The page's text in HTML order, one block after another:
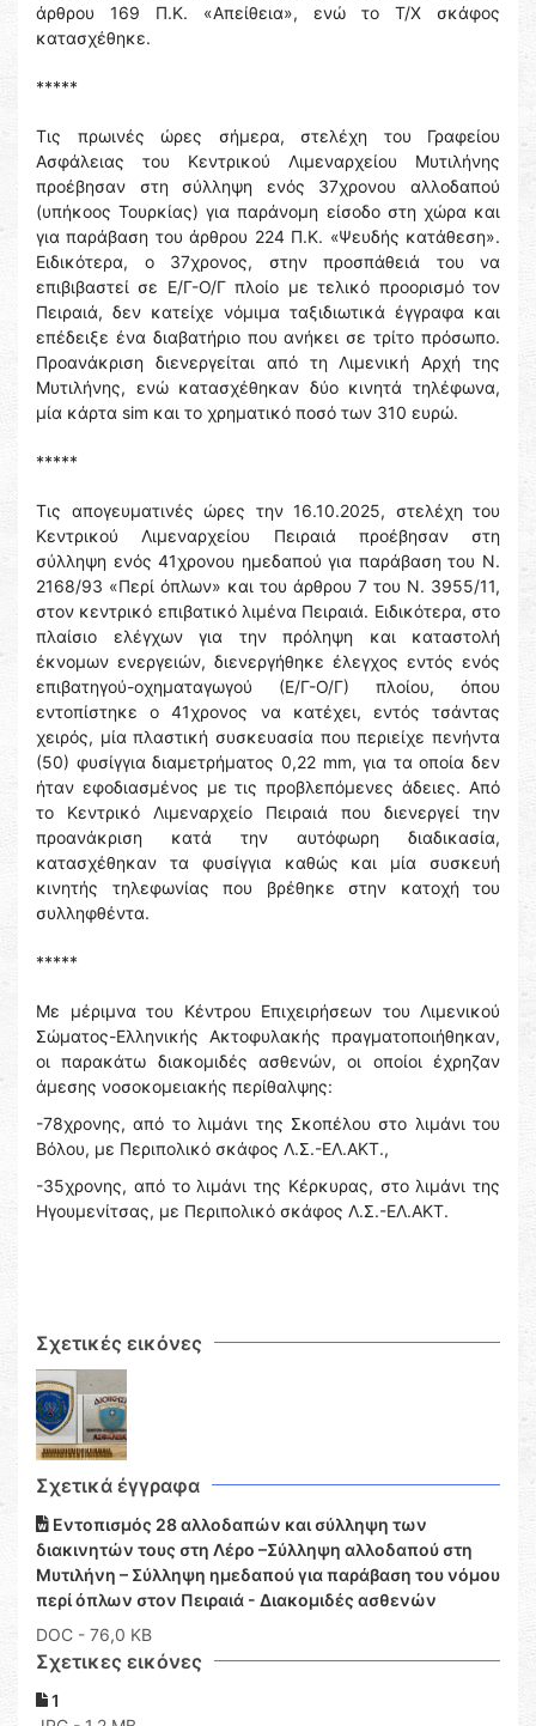
άρθρου 169 Π.Κ. «Απείθεια», ενώ το Τ/Χ σκάφος
κατασχέθηκε.
*****
Τις πρωινές ώρες σήμερα, στελέχη του Γραφείου
Ασφάλειας του Κεντρικού Λιμεναρχείου Μυτιλήνης
προέβησαν στη σύλληψη ενός 37χρονου αλλοδαπού
(υπήκοος Τουρκίας) για παράνομη είσοδο στη χώρα και
για παράβαση του άρθρου 224 Π.Κ. «Ψευδής κατάθεση».
Ειδικότερα, ο 37χρονος, στην προσπάθειά του να
επιβιβαστεί σε Ε/Γ-Ο/Γ πλοίο με τελικό προορισμό τον
Πειραιά, δεν κατείχε νόμιμα ταξιδιωτικά έγγραφα και
επέδειξε ένα διαβατήριο που ανήκει σε τρίτο πρόσωπο.
Προανάκριση διενεργείται από τη Λιμενική Αρχή της
Μυτιλήνης, ενώ κατασχέθηκαν δύο κινητά τηλέφωνα,
μία κάρτα sim και το χρηματικό ποσό των 310 ευρώ.
*****
Τις απογευματινές ώρες την 16.10.2025, στελέχη του
Κεντρικού Λιμεναρχείου Πειραιά προέβησαν στη
σύλληψη ενός 41χρονου ημεδαπού για παράβαση του Ν.
2168/93 «Περί όπλων» και του άρθρου 7 του Ν. 3955/11,
στον κεντρικό επιβατικό λιμένα Πειραιά. Ειδικότερα, στο
πλαίσιο ελέγχων για την πρόληψη και καταστολή
έκνομων ενεργειών, διενεργήθηκε έλεγχος εντός ενός
επιβατηγού-οχηματαγωγού (Ε/Γ-Ο/Γ) πλοίου, όπου
εντοπίστηκε ο 41χρονος να κατέχει, εντός τσάντας
χειρός, μία πλαστική συσκευασία που περιείχε πενήντα
(50) φυσίγγια διαμετρήματος 0,22 mm, για τα οποία δεν
ήταν εφοδιασμένος με τις προβλεπόμενες άδειες. Από
το Κεντρικό Λιμεναρχείο Πειραιά που διενεργεί την
προανάκριση κατά την αυτόφωρη διαδικασία,
κατασχέθηκαν τα φυσίγγια καθώς και μία συσκευή
κινητής τηλεφωνίας που βρέθηκε στην κατοχή του
συλληφθέντα.
*****
Με μέριμνα του Κέντρου Επιχειρήσεων του Λιμενικού
Σώματος-Ελληνικής Ακτοφυλακής πραγματοποιήθηκαν,
οι παρακάτω διακομιδές ασθενών, οι οποίοι έχρηζαν
άμεσης νοσοκομειακής περίθαλψης:
-78χρονης, από το λιμάνι της Σκοπέλου στο λιμάνι του
Βόλου, με Περιπολικό σκάφος Λ.Σ.-ΕΛ.ΑΚΤ.,
-35χρονης, από το λιμάνι της Κέρκυρας, στο λιμάνι της
Ηγουμενίτσας, με Περιπολικό σκάφος Λ.Σ.-ΕΛ.ΑΚΤ.
Σχετικές εικόνες
Σχετικά έγγραφα
Εντοπισμός 28 αλλοδαπών και σύλληψη των
διακινητών τους στη Λέρο –Σύλληψη αλλοδαπού στη
Μυτιλήνη – Σύλληψη ημεδαπού για παράβαση του νόμου
περί όπλων στον Πειραιά - Διακομιδές ασθενών
DOC - 76,0 KB
Σχετικες εικόνες
1